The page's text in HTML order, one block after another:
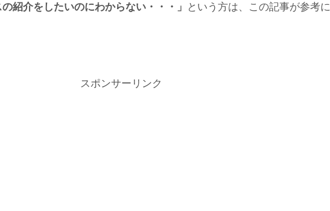
の紹介をしたいのにわからない・・・」
という方は、この記事が参考に
スポンサーリンク